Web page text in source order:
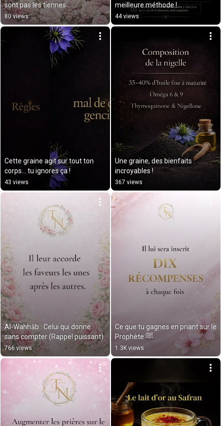
sont pas les tiennes
80 views
meilleure méthode !
44 views
Cette graine agit sur tout ton
corps… tu ignores ça !
43 views
Une graine, des bienfaits
incroyables !
367 views
Al-Wahhāb : Celui qui donne
sans compter (Rappel puissant)
766 views
Ce que tu gagnes en priant sur le
Prophète ﷺ
1.3K views